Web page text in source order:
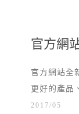
官方網
官方網站全
更好的產品
2017/05